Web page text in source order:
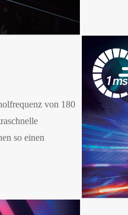
von 180
so einen